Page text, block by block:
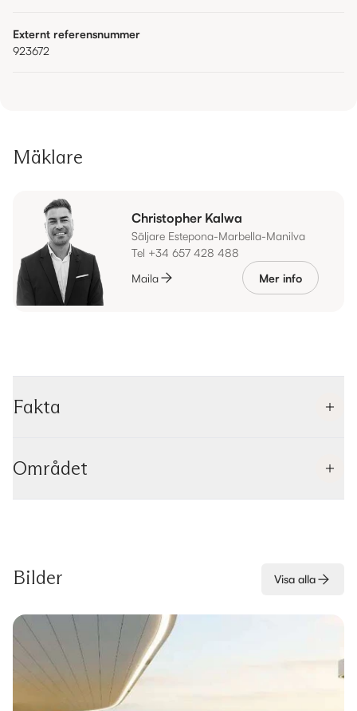
Externt referensnummer
923672
Mäklare
Christopher Kalwa
Säljare Estepona-Marbella-Manilva
Tel +34 657 428 488
Maila
Mer info
Fakta
Området
Bilder Visa alla